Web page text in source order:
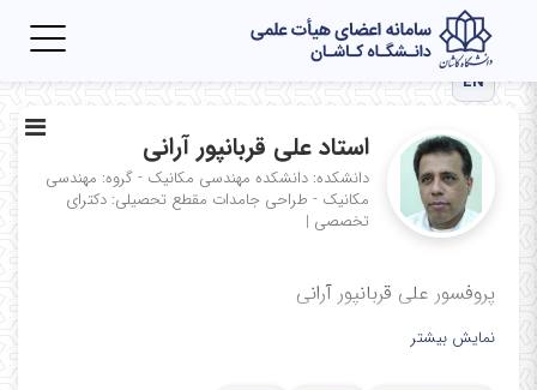
EN
استاد علی قربانپور آرانی
دانشکده: دانشکده مهندسی مکانیک - گروه: مهندسی
مکانیک - طراحی جامدات مقطع تحصیلی: دکترای
تخصصی |
پروفسور علی قربانپور آرانی
نمایش بیشتر